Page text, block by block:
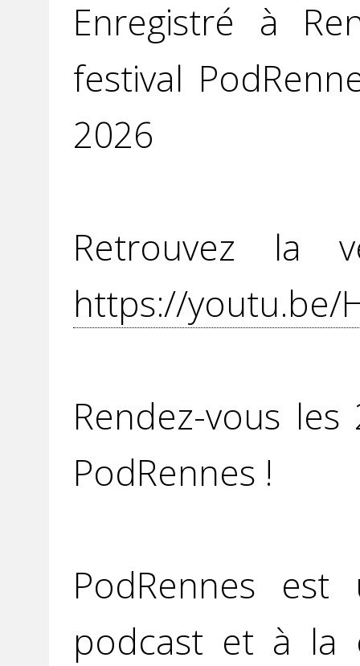
Enregistré à
festival
2026
Retrouvez la
https://youtu.be/
Rendez-vous
PodRennes !
PodRennes
podcast et à la